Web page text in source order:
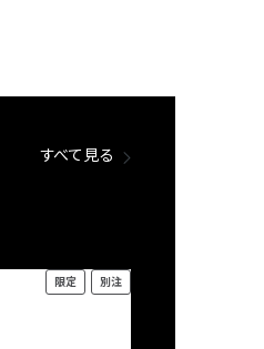
すべて見る
限定 別注